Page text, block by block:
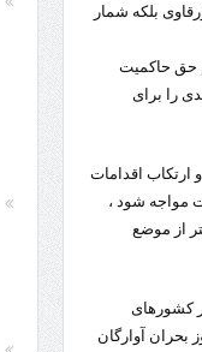
نه تنها زادگاه زرقاوی بلکه شمار
حق حاکمیت
را برای
ارتکاب اقدامات
مواجه شود ،
از موضع
کشورهای
بحران آوارگان